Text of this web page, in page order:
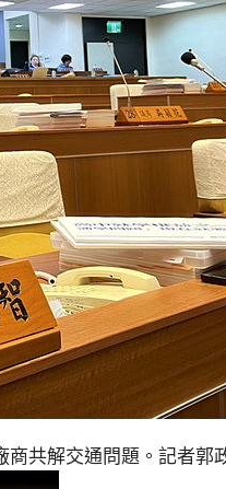
共解交通問題。記者郭